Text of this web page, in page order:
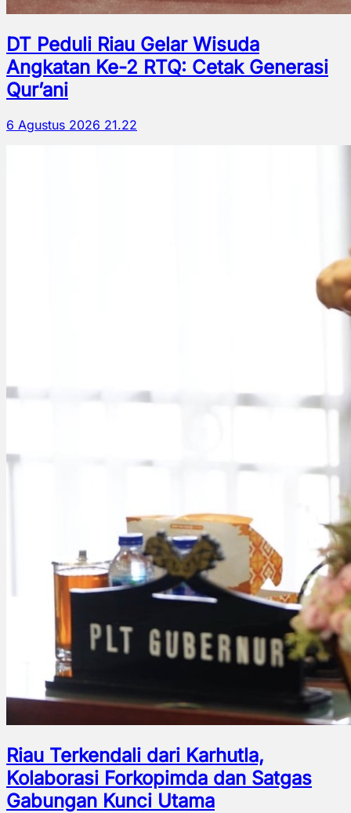
DT Peduli Riau Gelar Wisuda
Angkatan Ke-2 RTQ: Cetak Generasi
Qur’ani
6 Agustus 2026 21.22
Riau Terkendali dari Karhutla,
Kolaborasi Forkopimda dan Satgas
Gabungan Kunci Utama